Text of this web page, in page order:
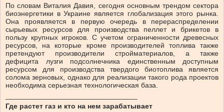
По словам Виталия Давия, сегодня основным трендом сектора
биоэнергетики в Украине является глобализация этого рынка.
Она проявляется в первую очередь в перераспределении
сырьевых ресурсов для производства пеллет и брикетов в
пользу крупных игроков. С учетом ограниченности древесных
ресурсов, на которые кроме производителей топлива также
претендуют производители стройматериалов, а также
дефицита лузги подсолнечника единственным доступным
ресурсом для производства твердого биотоплива является
солома зерновых, однако для реализации такого рода проектов
необходима серьезная технологическая база.
Где растет газ и кто на нем зарабатывает